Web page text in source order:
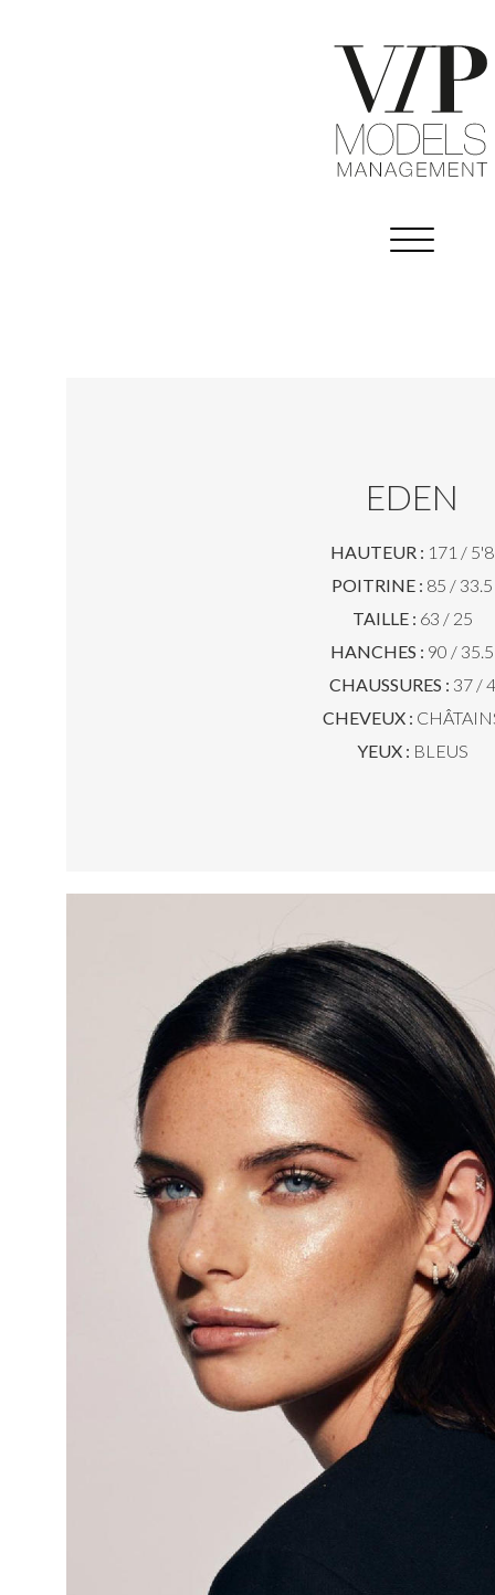
EDEN
HAUTEUR : 171 / 5'8
POITRINE : 85 / 33.5
TAILLE : 63 / 25
HANCHES : 90 / 35.5
CHAUSSURES : 37 / 4
CHEVEUX :
YEUX : BLEUS